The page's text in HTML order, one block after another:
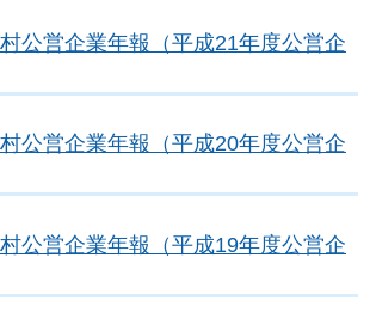
公営企業年報（平成21年度公営企
公営企業年報（平成20年度公営企
公営企業年報（平成19年度公営企